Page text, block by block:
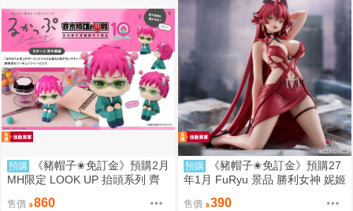
預購
《豬帽子✬免訂金》預購2月
MH限定 LOOK UP 抬頭系列 齊
售價 860
預購
《豬帽子✬免訂金》預購27
年1月 FuRyu 景品 勝利女神 妮姬
售價 390